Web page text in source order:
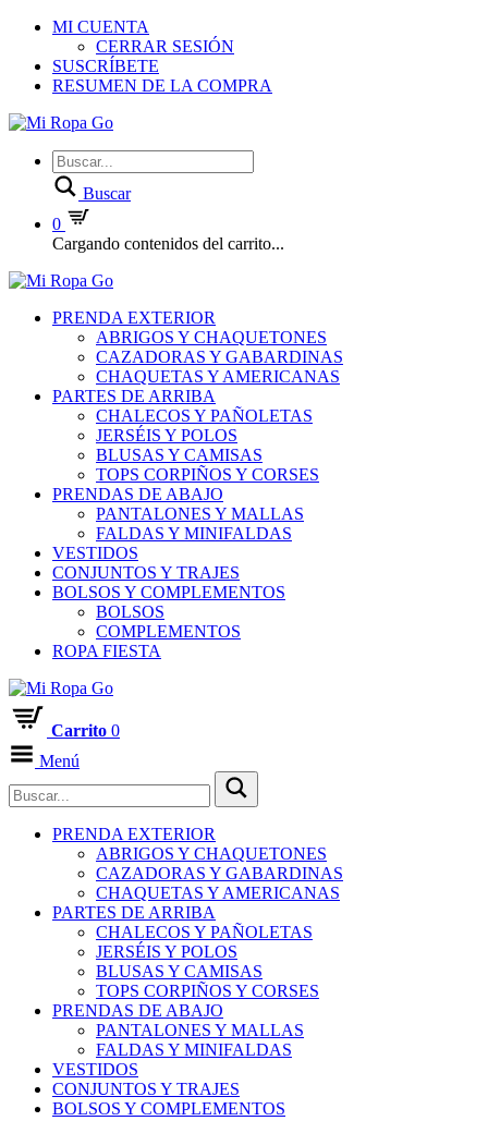
MI CUENTA
CERRAR SESIÓN
SUSCRÍBETE
RESUMEN DE LA COMPRA
Buscar
0
Cargando contenidos del carrito...
PRENDA EXTERIOR
ABRIGOS Y CHAQUETONES
CAZADORAS Y GABARDINAS
CHAQUETAS Y AMERICANAS
PARTES DE ARRIBA
CHALECOS Y PAÑOLETAS
JERSÉIS Y POLOS
BLUSAS Y CAMISAS
TOPS CORPIÑOS Y CORSES
PRENDAS DE ABAJO
PANTALONES Y MALLAS
FALDAS Y MINIFALDAS
VESTIDOS
CONJUNTOS Y TRAJES
BOLSOS Y COMPLEMENTOS
BOLSOS
COMPLEMENTOS
ROPA FIESTA
Carrito 0
Menú
PRENDA EXTERIOR
ABRIGOS Y CHAQUETONES
CAZADORAS Y GABARDINAS
CHAQUETAS Y AMERICANAS
PARTES DE ARRIBA
CHALECOS Y PAÑOLETAS
JERSÉIS Y POLOS
BLUSAS Y CAMISAS
TOPS CORPIÑOS Y CORSES
PRENDAS DE ABAJO
PANTALONES Y MALLAS
FALDAS Y MINIFALDAS
VESTIDOS
CONJUNTOS Y TRAJES
BOLSOS Y COMPLEMENTOS